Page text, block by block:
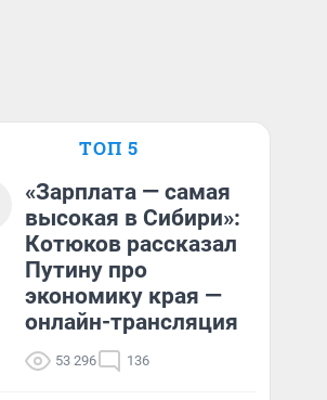
ТОП 5
«Зарплата — самая
высокая в Сибири»:
Котюков рассказал
Путину про
экономику края —
онлайн-трансляция
53 296 136